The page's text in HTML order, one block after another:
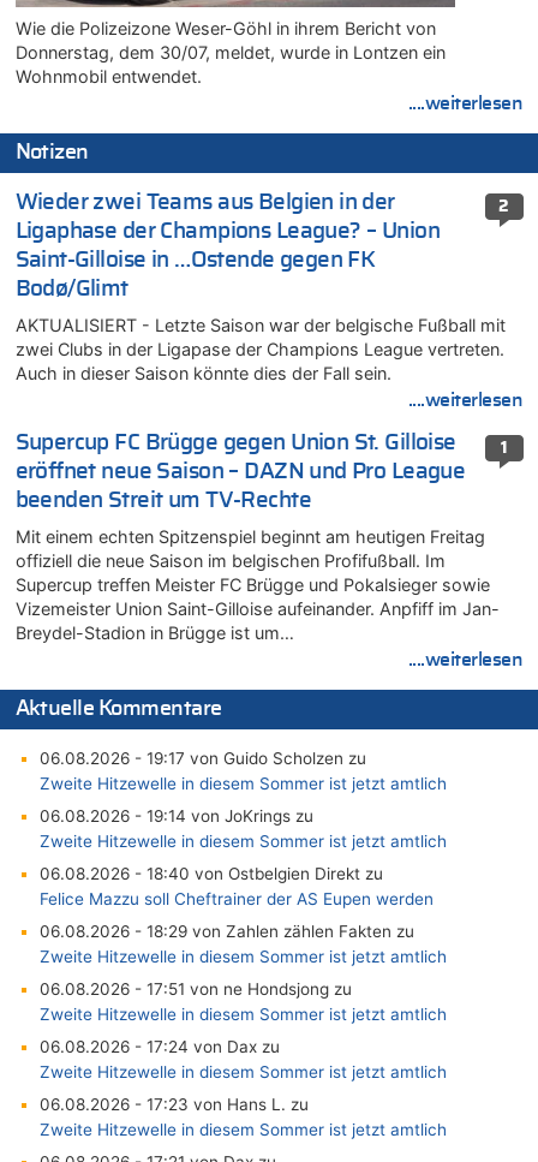
Wie die Polizeizone Weser-Göhl in ihrem Bericht von
Donnerstag, dem 30/07, meldet, wurde in Lontzen ein
Wohnmobil entwendet.
....weiterlesen
Notizen
2
Wieder zwei Teams aus Belgien in der
Ligaphase der Champions League? – Union
Saint-Gilloise in …Ostende gegen FK
Bodø/Glimt
AKTUALISIERT - Letzte Saison war der belgische Fußball mit
zwei Clubs in der Ligapase der Champions League vertreten.
Auch in dieser Saison könnte dies der Fall sein.
....weiterlesen
1
Supercup FC Brügge gegen Union St. Gilloise
eröffnet neue Saison – DAZN und Pro League
beenden Streit um TV-Rechte
Mit einem echten Spitzenspiel beginnt am heutigen Freitag
offiziell die neue Saison im belgischen Profifußball. Im
Supercup treffen Meister FC Brügge und Pokalsieger sowie
Vizemeister Union Saint-Gilloise aufeinander. Anpfiff im Jan-
Breydel-Stadion in Brügge ist um…
....weiterlesen
Aktuelle Kommentare
06.08.2026 - 19:17 von Guido Scholzen zu
Zweite Hitzewelle in diesem Sommer ist jetzt amtlich
06.08.2026 - 19:14 von JoKrings zu
Zweite Hitzewelle in diesem Sommer ist jetzt amtlich
06.08.2026 - 18:40 von Ostbelgien Direkt zu
Felice Mazzu soll Cheftrainer der AS Eupen werden
06.08.2026 - 18:29 von Zahlen zählen Fakten zu
Zweite Hitzewelle in diesem Sommer ist jetzt amtlich
06.08.2026 - 17:51 von ne Hondsjong zu
Zweite Hitzewelle in diesem Sommer ist jetzt amtlich
06.08.2026 - 17:24 von Dax zu
Zweite Hitzewelle in diesem Sommer ist jetzt amtlich
06.08.2026 - 17:23 von Hans L. zu
Zweite Hitzewelle in diesem Sommer ist jetzt amtlich